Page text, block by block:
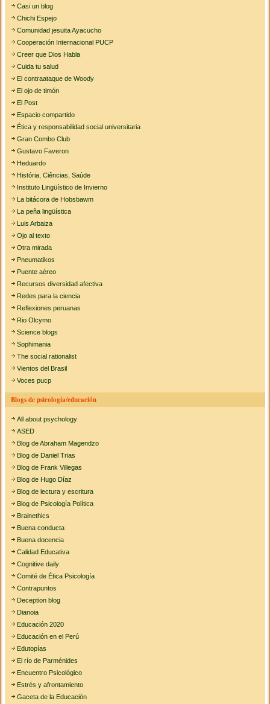
Casi un blog
Chichi Espejo
Comunidad jesuita Ayacucho
Cooperación Internacional PUCP
Creer que Dios Habla
Cuida tu salud
El contraataque de Woody
El ojo de timón
El Post
Espacio compartido
Ética y responsabilidad social universitaria
Gran Combo Club
Gustavo Faveron
Heduardo
História, Ciências, Saúde
Instituto Lingüístico de Invierno
La bitácora de Hobsbawm
La peña lingüística
Luis Arbaiza
Ojo al texto
Otra mirada
Pneumatikos
Puente aéreo
Recursos diversidad afectiva
Redes para la ciencia
Reflexiones peruanas
Rio Olcymo
Science blogs
Sophimania
The social rationalist
Vientos del Brasil
Voces pucp
Blogs de psicología/educación
All about psychology
ASED
Blog de Abraham Magendzo
Blog de Daniel Trias
Blog de Frank Villegas
Blog de Hugo Díaz
Blog de lectura y escritura
Blog de Psicología Política
Brainethics
Buena conducta
Buena docencia
Calidad Educativa
Cognitive daily
Comité de Ética Psicología
Contrapuntos
Deception blog
Dianoia
Educación 2020
Educación en el Perú
Edutopías
El río de Parménides
Encuentro Psicológico
Estrés y afrontamiento
Gaceta de la Educación